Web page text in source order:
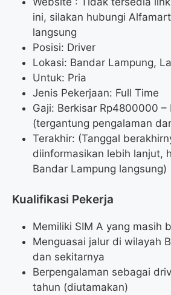
ini, silakan hubungi
langsung
Posisi: Driver
Lokasi: Bandar Lampung,
Untuk: Pria
Jenis Pekerjaan: Full Time
Gaji: Berkisar Rp4800000 –
(tergantung pengalaman
Terakhir: (Tanggal
diinformasikan lebih lanjut,
Bandar Lampung langsung)
Kualifikasi Pekerja
Memiliki SIM A yang masih
Menguasai jalur di wilayah
dan sekitarnya
Berpengalaman sebagai
tahun (diutamakan)